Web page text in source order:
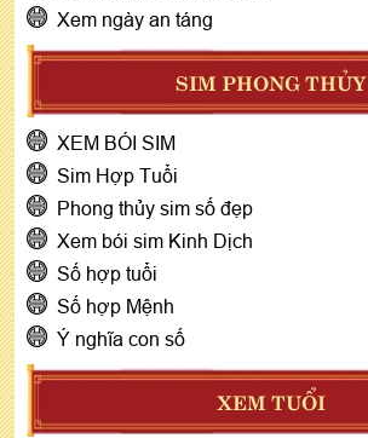
Xem ngày an táng
SIM PHONG THỦY
XEM BÓI SIM
Sim Hợp Tuổi
Phong thủy sim số đẹp
Xem bói sim Kinh Dịch
Số hợp tuổi
Số hợp Mệnh
Ý nghĩa con số
XEM TUỔI